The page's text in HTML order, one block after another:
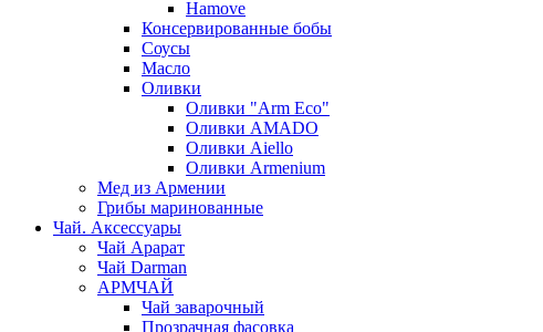
Hamove
Консервированные бобы
Соусы
Масло
Оливки
Оливки "Arm Eco"
Оливки AMADO
Оливки Aiello
Оливки Armenium
Мед из Армении
Грибы маринованные
Чай. Аксессуары
Чай Арарат
Чай Darman
АРМЧАЙ
Чай заварочный
Прозрачная фасовка